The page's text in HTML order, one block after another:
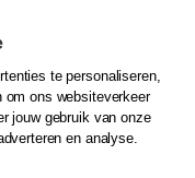
te personaliseren,
ons websiteverkeer
jouw gebruik van onze
en analyse.